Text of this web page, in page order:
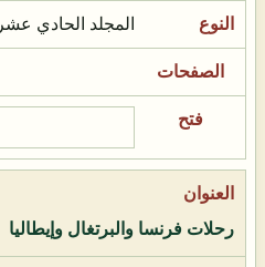
المجلد الحادي عشر
رحلات فرنسا والبرتغال وإيطاليا